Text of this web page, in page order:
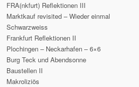
FRA(nkfurt) Reflektionen III
Marktkauf revisited – Wieder einmal
Schwarzweiss
Frankfurt Reflektionen II
Plochingen – Neckarhafen – 6×6
Burg Teck und Abendsonne
Baustellen II
Makroliziös